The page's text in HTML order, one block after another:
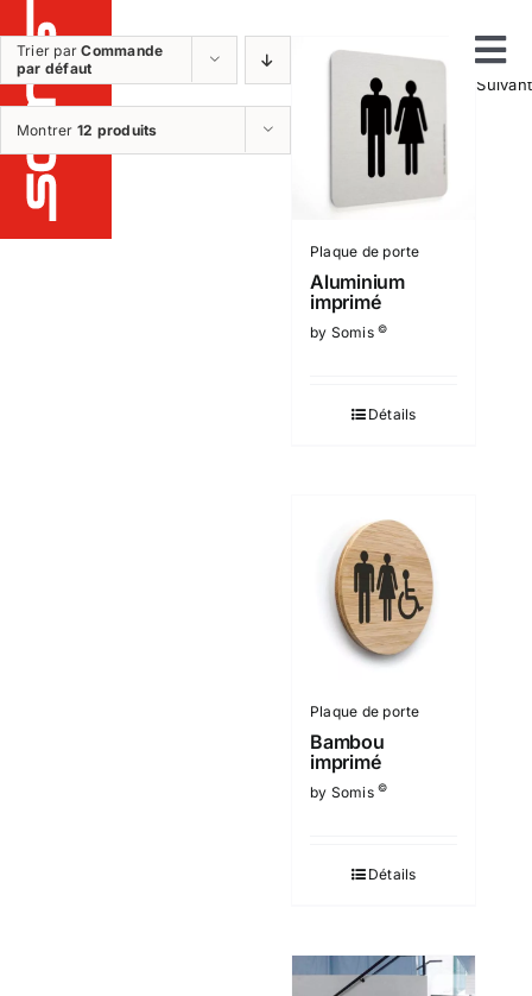
au
contenu
Notre métier
Fabrication
Trier parCommande
par défaut
Montrer 12 produits
Plaque de porte
Aluminium
imprimé
by Somis©
Détails
Plaque de porte
Bambou
imprimé
by Somis©
Détails
1
2
Suivant